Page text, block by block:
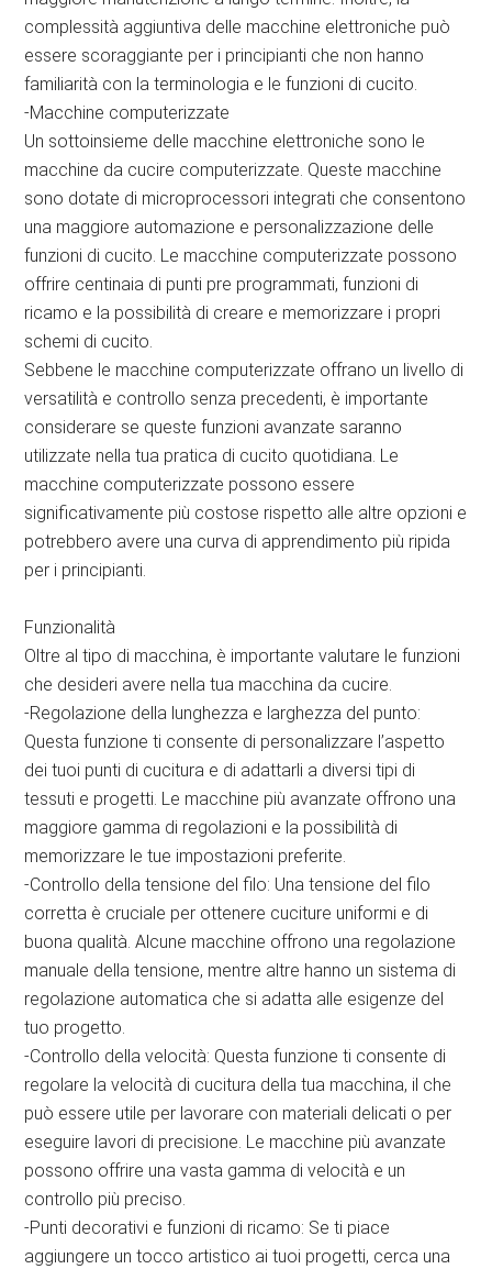
complessità aggiuntiva delle macchine elettroniche può
essere scoraggiante per i principianti che non hanno
familiarità con la terminologia e le funzioni di cucito.
-Macchine computerizzate
Un sottoinsieme delle macchine elettroniche sono le
macchine da cucire computerizzate. Queste macchine
sono dotate di microprocessori integrati che consentono
una maggiore automazione e personalizzazione delle
funzioni di cucito. Le macchine computerizzate possono
offrire centinaia di punti pre programmati, funzioni di
ricamo e la possibilità di creare e memorizzare i propri
schemi di cucito.
Sebbene le macchine computerizzate offrano un livello di
versatilità e controllo senza precedenti, è importante
considerare se queste funzioni avanzate saranno
utilizzate nella tua pratica di cucito quotidiana. Le
macchine computerizzate possono essere
significativamente più costose rispetto alle altre opzioni e
potrebbero avere una curva di apprendimento più ripida
per i principianti.
Funzionalità
Oltre al tipo di macchina, è importante valutare le funzioni
che desideri avere nella tua macchina da cucire.
-Regolazione della lunghezza e larghezza del punto:
Questa funzione ti consente di personalizzare l’aspetto
dei tuoi punti di cucitura e di adattarli a diversi tipi di
tessuti e progetti. Le macchine più avanzate offrono una
maggiore gamma di regolazioni e la possibilità di
memorizzare le tue impostazioni preferite.
-Controllo della tensione del filo: Una tensione del filo
corretta è cruciale per ottenere cuciture uniformi e di
buona qualità. Alcune macchine offrono una regolazione
manuale della tensione, mentre altre hanno un sistema di
regolazione automatica che si adatta alle esigenze del
tuo progetto.
-Controllo della velocità: Questa funzione ti consente di
regolare la velocità di cucitura della tua macchina, il che
può essere utile per lavorare con materiali delicati o per
eseguire lavori di precisione. Le macchine più avanzate
possono offrire una vasta gamma di velocità e un
controllo più preciso.
-Punti decorativi e funzioni di ricamo: Se ti piace
aggiungere un tocco artistico ai tuoi progetti, cerca una